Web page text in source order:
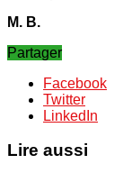
M. B.
Partager
Facebook
Twitter
LinkedIn
Lire aussi